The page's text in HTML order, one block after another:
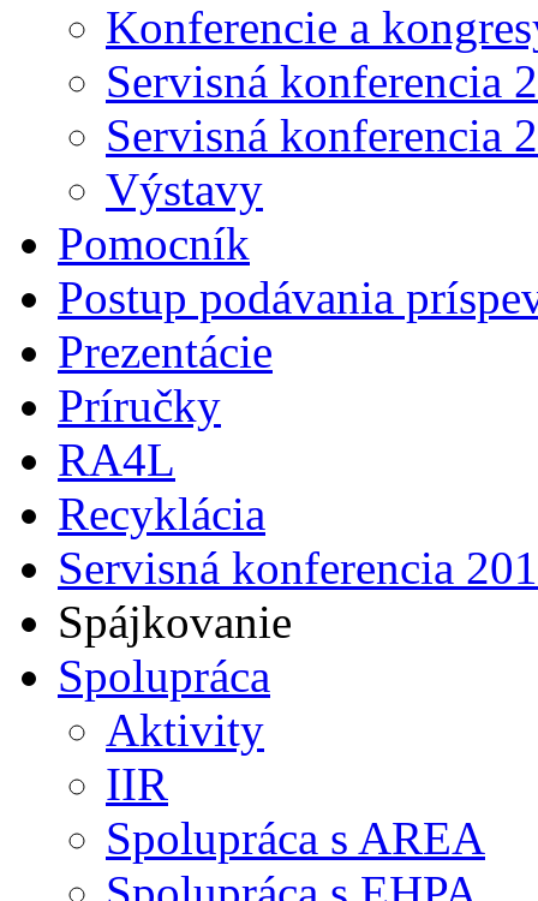
Konferencie a
Servisná konferencia
Servisná konferencia
Výstavy
Pomocník
Postup podávania
Prezentácie
Príručky
RA4L
Recyklácia
Servisná konferencia
Spájkovanie
Spolupráca
Aktivity
IIR
Spolupráca s AREA